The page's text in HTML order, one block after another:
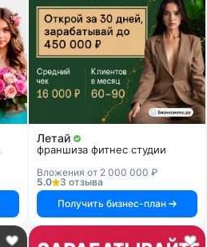
Летай
франшиза фитнес студии
Вложения от 2 000 000 ₽
5.0
3 отзыва
Получить бизнес-план